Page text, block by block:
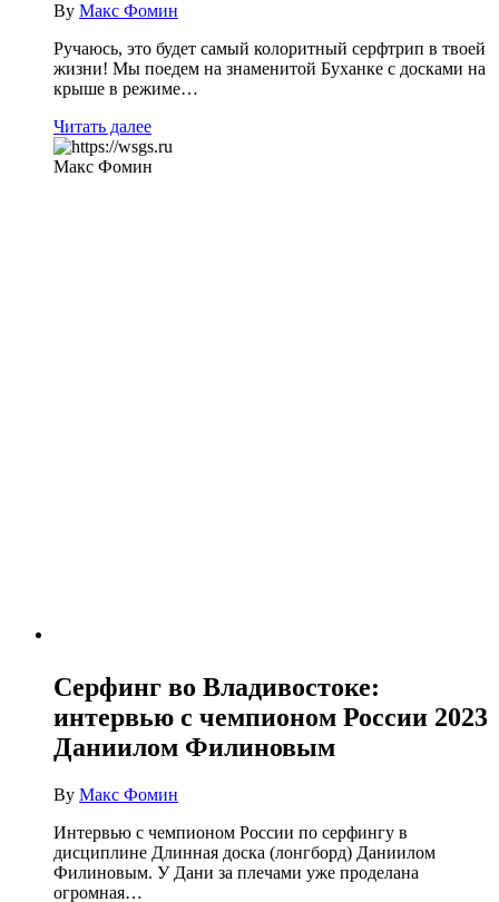
By Макс Фомин
Ручаюсь, это будет самый колоритный серфтрип в твоей
жизни! Мы поедем на знаменитой Буханке с досками на
крыше в режиме…
Читать далее
Макс Фомин
Серфинг во Владивостоке:
интервью с чемпионом России 2023
Даниилом Филиновым
By Макс Фомин
Интервью с чемпионом России по серфингу в
дисциплине Длинная доска (лонгборд) Даниилом
Филиновым. У Дани за плечами уже проделана
огромная…